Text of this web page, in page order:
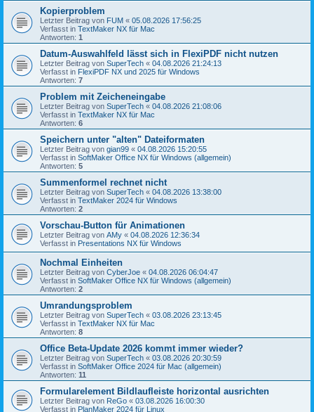
Kopierproblem
Letzter Beitrag von FUM « 05.08.2026 17:56:25
Verfasst in TextMaker NX für Mac
Antworten: 1
Datum-Auswahlfeld lässt sich in FlexiPDF nicht nutzen
Letzter Beitrag von SuperTech « 04.08.2026 21:24:13
Verfasst in FlexiPDF NX und 2025 für Windows
Antworten: 7
Problem mit Zeicheneingabe
Letzter Beitrag von SuperTech « 04.08.2026 21:08:06
Verfasst in TextMaker NX für Mac
Antworten: 6
Speichern unter "alten" Dateiformaten
Letzter Beitrag von gian99 « 04.08.2026 15:20:55
Verfasst in SoftMaker Office NX für Windows (allgemein)
Antworten: 5
Summenformel rechnet nicht
Letzter Beitrag von SuperTech « 04.08.2026 13:38:00
Verfasst in TextMaker 2024 für Windows
Antworten: 2
Vorschau-Button für Animationen
Letzter Beitrag von AMy « 04.08.2026 12:36:34
Verfasst in Presentations NX für Windows
Nochmal Einheiten
Letzter Beitrag von CyberJoe « 04.08.2026 06:04:47
Verfasst in SoftMaker Office NX für Windows (allgemein)
Antworten: 2
Umrandungsproblem
Letzter Beitrag von SuperTech « 03.08.2026 23:13:45
Verfasst in TextMaker NX für Mac
Antworten: 8
Office Beta-Update 2026 kommt immer wieder?
Letzter Beitrag von SuperTech « 03.08.2026 20:30:59
Verfasst in SoftMaker Office 2024 für Mac (allgemein)
Antworten: 11
Formularelement Bildlaufleiste horizontal ausrichten
Letzter Beitrag von ReGo « 03.08.2026 16:00:30
Verfasst in PlanMaker 2024 für Linux